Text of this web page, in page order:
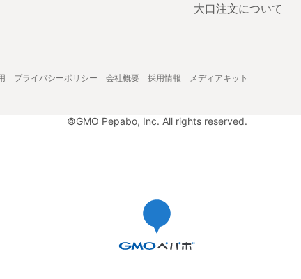
大口注文について
プライバシーポリシー 会社概要 採用情報 メディアキット
©GMO Pepabo, Inc. All rights reserved.